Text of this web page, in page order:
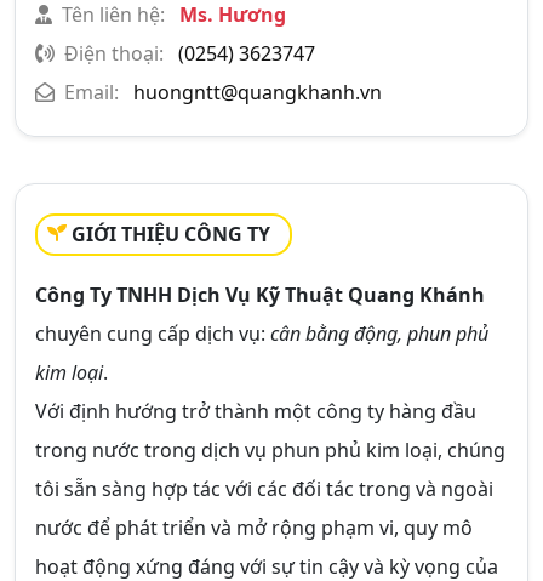
Tên liên hệ:
Ms. Hương
Điện thoại: (0254) 3623747
Email:
huongntt@quangkhanh.vn
GIỚI THIỆU CÔNG TY
Công Ty TNHH Dịch Vụ Kỹ Thuật Quang Khánh
chuyên cung cấp dịch vụ: cân bằng động, phun phủ
kim loại.
Với định hướng trở thành một công ty hàng đầu
trong nước trong dịch vụ phun phủ kim loại, chúng
tôi sẵn sàng hợp tác với các đối tác trong và ngoài
nước để phát triển và mở rộng phạm vi, quy mô
hoạt động xứng đáng với sự tin cậy và kỳ vọng của